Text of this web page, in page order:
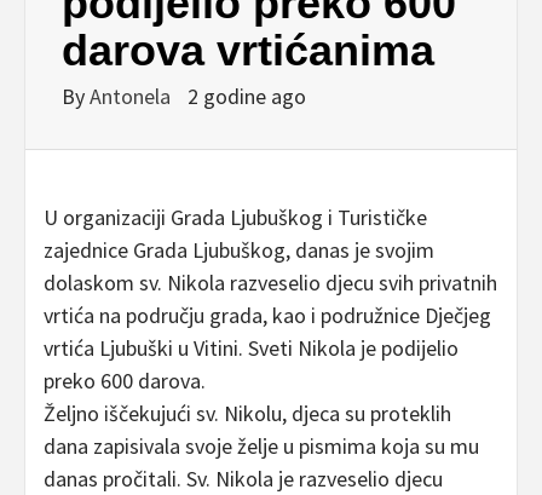
darova vrtićanima
ByAntonela 2 godine ago
U organizaciji Grada Ljubuškog i Turističke
zajednice Grada Ljubuškog, danas je svojim
dolaskom sv. Nikola razveselio djecu svih privatnih
vrtića na području grada, kao i podružnice Dječjeg
vrtića Ljubuški u Vitini. Sveti Nikola je podijelio
preko 600 darova.
Željno iščekujući sv. Nikolu, djeca su proteklih
dana zapisivala svoje želje u pismima koja su mu
danas pročitali. Sv. Nikola je razveselio djecu